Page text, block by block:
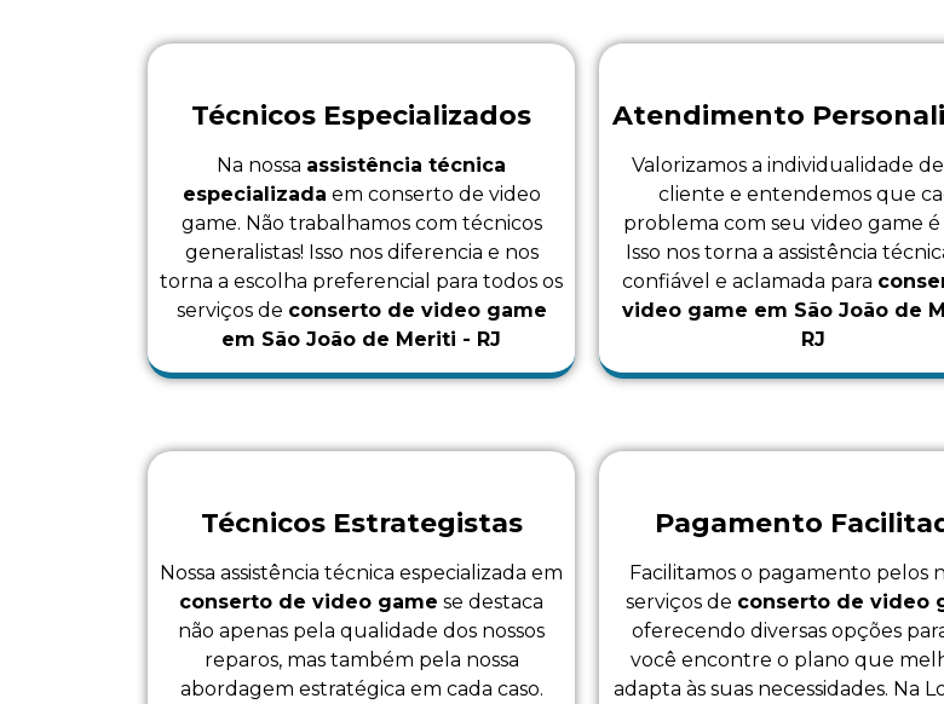
Técnicos Especializados
Na nossa assistência técnica
especializada em conserto de video
game. Não trabalhamos com técnicos
generalistas! Isso nos diferencia e nos
torna a escolha preferencial para todos os
serviços de conserto de video game
em São João de Meriti - RJ
Atendimento
Valorizamos a individualidade
cliente e entendemos que
problema com seu video game é
Isso nos torna a assistência
confiável e aclamada para
video game em São João de
RJ
Técnicos Estrategistas
Nossa assistência técnica especializada em
conserto de video game se destaca
não apenas pela qualidade dos nossos
reparos, mas também pela nossa
abordagem estratégica em cada caso.
Pagamento
Facilitamos o pagamento pelos
serviços de conserto de video
oferecendo diversas opções
você encontre o plano que
adapta às suas necessidades. Na